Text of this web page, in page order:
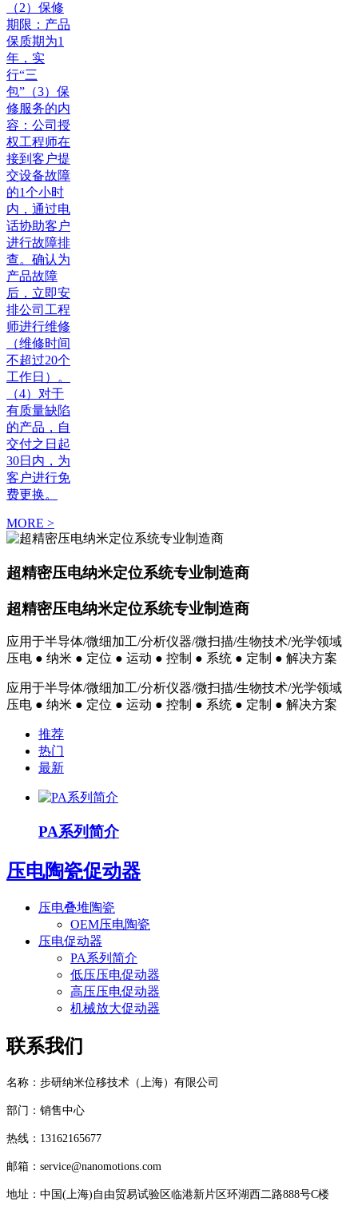
（2）保修
期限：产品
保质期为1
年，实
行“三
包”（3）保
修服务的内
容：公司授
权工程师在
接到客户提
交设备故障
的1个小时
内，通过电
话协助客户
进行故障排
查。确认为
产品故障
后，立即安
排公司工程
师进行维修
（维修时间
不超过20个
工作日）。
（4）对于
有质量缺陷
的产品，自
交付之日起
30日内，为
客户进行免
费更换。
MORE >
超精密压电纳米定位系统专业制造商
超精密压电纳米定位系统专业制造商
应用于半导体/微细加工/分析仪器/微扫描/生物技术/光学领域
压电 ● 纳米 ● 定位 ● 运动 ● 控制 ● 系统 ● 定制 ● 解决方案
应用于半导体/微细加工/分析仪器/微扫描/生物技术/光学领域
压电 ● 纳米 ● 定位 ● 运动 ● 控制 ● 系统 ● 定制 ● 解决方案
推荐
热门
最新
PA系列简介
压电陶瓷促动器
压电叠堆陶瓷
OEM压电陶瓷
压电促动器
PA系列简介
低压压电促动器
高压压电促动器
机械放大促动器
联系我们
名称：步研纳米位移技术（上海）有限公司
部门：销售中心
热线：13162165677
邮箱：service@nanomotions.com
地址：中国(上海)自由贸易试验区临港新片区环湖西二路888号C楼